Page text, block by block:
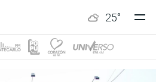
25°